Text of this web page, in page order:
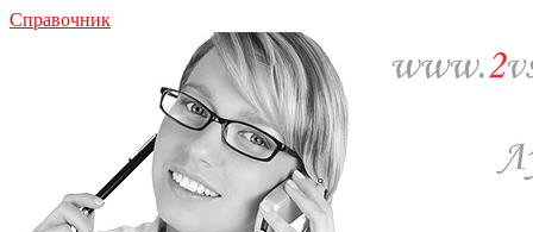
Справочник